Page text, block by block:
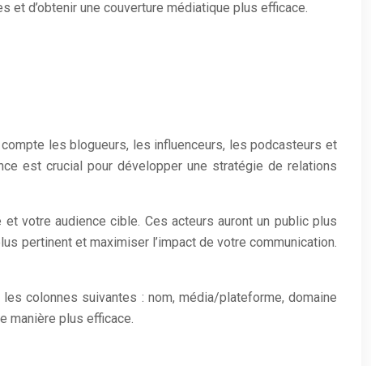
d’obtenir une couverture médiatique plus efficace.
les blogueurs, les influenceurs, les podcasteurs et
est crucial pour développer une stratégie de relations
votre audience cible. Ces acteurs auront un public plus
pertinent et maximiser l’impact de votre communication.
colonnes suivantes : nom, média/plateforme, domaine
manière plus efficace.